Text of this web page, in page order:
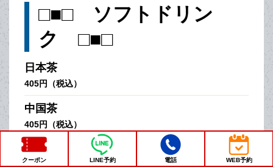
□■□ ソフトドリン
ク □■□
日本茶
405円（税込）
中国茶
405円（税込）
コカ・コーラ
438円（税込）
クーポン LINE予約 電話 WEB予約